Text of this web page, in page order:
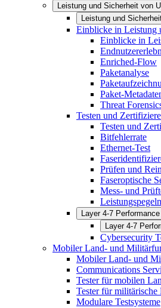
Leistung und Sicherheit von
Leistung und
Einblicke in Leistung
Einblicke in
Enriched-Flow
Paketanalyse
Paket-
Threat
Testen und
Testen und
Bitfehlerrate
Ethernet-Test
Prüfen und
Faseroptische
Mess- und
Layer 4-7
Layer 4-7
Cybersecurity
Mobiler Land- und
Mobiler Land- und
Communications
Tester für mobilen
Tester für militärische
Modulare Testsysteme